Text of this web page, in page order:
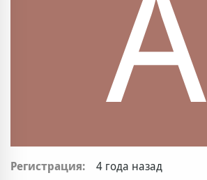
Регистрация:
4 года назад